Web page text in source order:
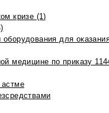
кризе (1)
оборудования для
медицине по приказу
астме